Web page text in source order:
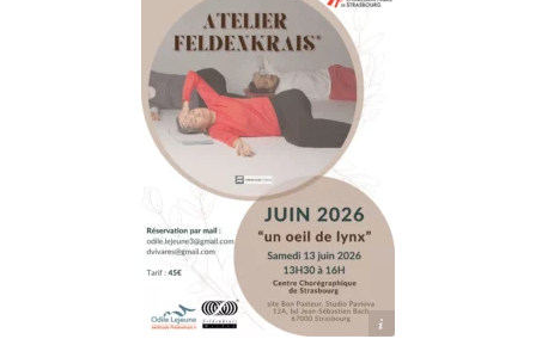
Lejeune Méthode Feldenkrais & Feldenkrais France